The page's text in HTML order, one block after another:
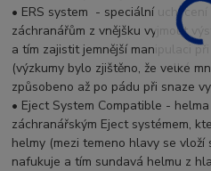
• ERS system - speciální
záchranářům z vnějšku vyjmout
a tím zajistit jemnější manipulaci
(výzkumy bylo zjištěno, že velké
způsobeno až po pádu při snaze
• Eject System Compatible -
záchranářským Eject systémem,
helmy (mezi temeno hlavy se
nafukuje a tím sundavá helmu z